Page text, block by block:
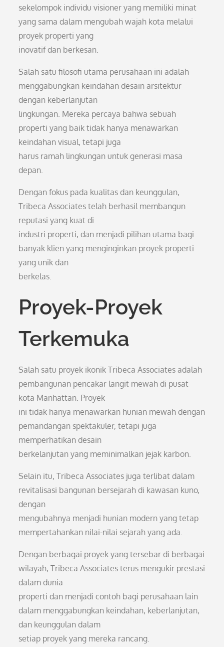
sekelompok individu visioner yang memiliki minat
yang sama dalam mengubah wajah kota melalui
proyek properti yang
inovatif dan berkesan.
Salah satu filosofi utama perusahaan ini adalah
menggabungkan keindahan desain arsitektur
dengan keberlanjutan
lingkungan. Mereka percaya bahwa sebuah
properti yang baik tidak hanya menawarkan
keindahan visual, tetapi juga
harus ramah lingkungan untuk generasi masa
depan.
Dengan fokus pada kualitas dan keunggulan,
Tribeca Associates telah berhasil membangun
reputasi yang kuat di
industri properti, dan menjadi pilihan utama bagi
banyak klien yang menginginkan proyek properti
yang unik dan
berkelas.
Proyek-Proyek
Terkemuka
Salah satu proyek ikonik Tribeca Associates adalah
pembangunan pencakar langit mewah di pusat
kota Manhattan. Proyek
ini tidak hanya menawarkan hunian mewah dengan
pemandangan spektakuler, tetapi juga
memperhatikan desain
berkelanjutan yang meminimalkan jejak karbon.
Selain itu, Tribeca Associates juga terlibat dalam
revitalisasi bangunan bersejarah di kawasan kuno,
dengan
mengubahnya menjadi hunian modern yang tetap
mempertahankan nilai-nilai sejarah yang ada.
Dengan berbagai proyek yang tersebar di berbagai
wilayah, Tribeca Associates terus mengukir prestasi
dalam dunia
properti dan menjadi contoh bagi perusahaan lain
dalam menggabungkan keindahan, keberlanjutan,
dan keunggulan dalam
setiap proyek yang mereka rancang.